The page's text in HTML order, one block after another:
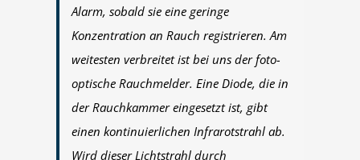
Alarm, sobald sie eine geringe
Konzentration an Rauch registrieren. Am
weitesten verbreitet ist bei uns der foto-
optische Rauchmelder. Eine Diode, die in
der Rauchkammer eingesetzt ist, gibt
einen kontinuierlichen Infrarotstrahl ab.
Wird dieser Lichtstrahl durch